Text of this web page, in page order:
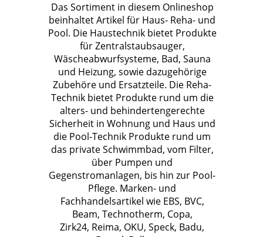
Das Sortiment in diesem Onlineshop
beinhaltet Artikel für Haus- Reha- und
Pool. Die Haustechnik bietet Produkte
für Zentralstaubsauger,
Wäscheabwurfsysteme, Bad, Sauna
und Heizung, sowie dazugehörige
Zubehöre und Ersatzteile. Die Reha-
Technik bietet Produkte rund um die
alters- und behindertengerechte
Sicherheit in Wohnung und Haus und
die Pool-Technik Produkte rund um
das private Schwimmbad, vom Filter,
über Pumpen und
Gegenstromanlagen, bis hin zur Pool-
Pflege. Marken- und
Fachhandelsartikel wie EBS, BVC,
Beam, Technotherm, Copa,
Zirk24, Reima, OKU, Speck, Badu,